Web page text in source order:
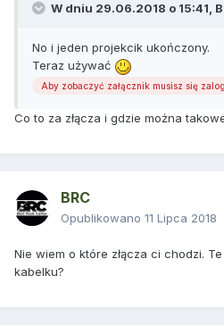
W dniu 29.06.2018 o 15:41,
No i jeden projekcik ukończony.
Teraz używać
Aby zobaczyć załącznik musisz się
Co to za złącza i gdzie można
BRC
Opublikowano 11 Lipca 2018
Nie wiem o które złącza ci chodzi.
kabelku?